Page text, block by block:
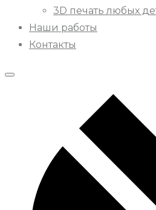
3D печать любых
Наши работы
Контакты